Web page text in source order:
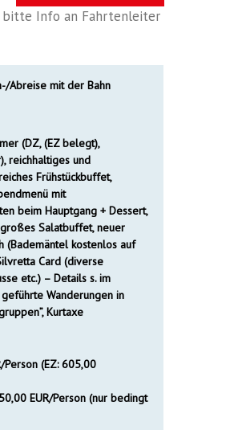
Info an Fahrtenleiter
Abreise mit der Bahn
(DZ, (EZ belegt),
reichhaltiges und
Frühstückbuffet,
mit
beim Hauptgang + Dessert,
Salatbuffet, neuer
(Bademäntel kostenlos auf
Card (diverse
etc.) – Details s. im
Wanderungen in
Kurtaxe
Person (EZ: 605,00
EUR/Person (nur bedingt